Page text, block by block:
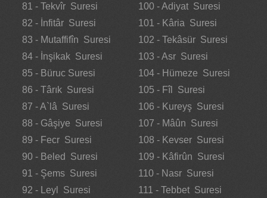
81 - Tekvîr Suresi
82 - İnfitâr Suresi
83 - Mutaffifîn Suresi
84 - İnşikak Suresi
85 - Büruc Suresi
86 - Târık Suresi
87 - A`lâ Suresi
88 - Gâşiye Suresi
89 - Fecr Suresi
90 - Beled Suresi
91 - Şems Suresi
92 - Leyl Suresi
100 - Adiyat Suresi
101 - Kâria Suresi
102 - Tekâsür Suresi
103 - Asr Suresi
104 - Hümeze Suresi
105 - Fîl Suresi
106 - Kureyş Suresi
107 - Mâûn Suresi
108 - Kevser Suresi
109 - Kâfirûn Suresi
110 - Nasr Suresi
111 - Tebbet Suresi